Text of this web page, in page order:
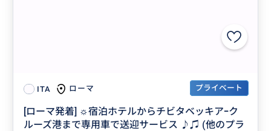
ITA ローマ プライベート
[ローマ発着] ☼宿泊ホテルからチビタベッキアｰク
ルーズ港まで専用車で送迎サービス ♪♫ (他のプラ